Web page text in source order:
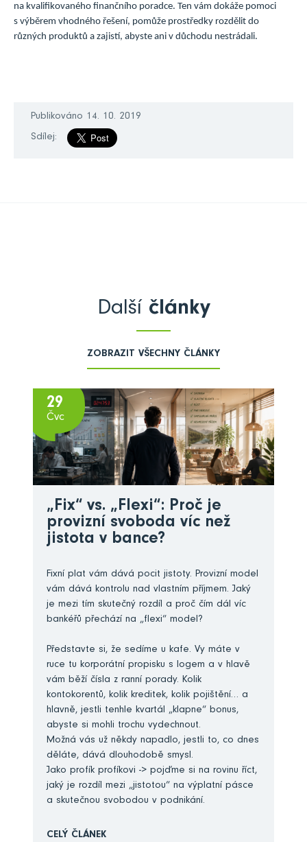
na kvalifikovaného finančního poradce. Ten vám dokáže pomoci
s výběrem vhodného řešení, pomůže prostředky rozdělit do
různých produktů a zajistí, abyste ani v důchodu nestrádali.
Publikováno 14. 10. 2019
Sdílej:
Další články
ZOBRAZIT VŠECHNY ČLÁNKY
29
Čvc
„Fix“ vs. „Flexi“: Proč je
provizní svoboda víc než
jistota v bance?
Fixní plat vám dává pocit jistoty. Provizní model
vám dává kontrolu nad vlastním příjmem. Jaký
je mezi tím skutečný rozdíl a proč čím dál víc
bankéřů přechází na „flexi“ model?
Představte si, že sedíme u kafe. Vy máte v
ruce tu korporátní propisku s logem a v hlavě
vám běží čísla z ranní porady. Kolik
kontokorentů, kolik kreditek, kolik pojištění… a
hlavně, jestli tenhle kvartál „klapne“ bonus,
abyste si mohli trochu vydechnout.
Možná vás už někdy napadlo, jestli to, co dnes
děláte, dává dlouhodobě smysl.
Jako profík profíkovi -> pojďme si na rovinu říct,
jaký je rozdíl mezi „jistotou“ na výplatní pásce
a skutečnou svobodou v podnikání.
CELÝ ČLÁNEK